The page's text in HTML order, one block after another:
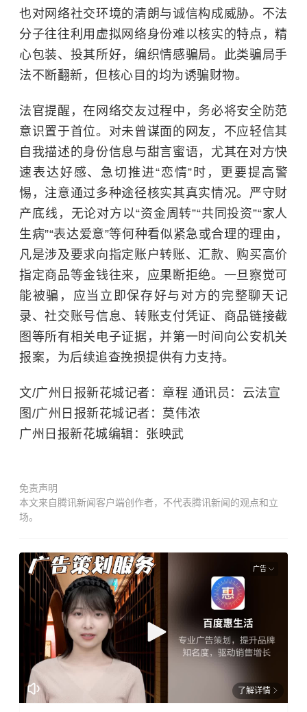
也对网络社交环境的清朗与诚信构成威胁。不法
分子往往利用虚拟网络身份难以核实的特点，精
心包装、投其所好，编织情感骗局。此类骗局手
法不断翻新，但核心目的均为诱骗财物。
法官提醒，在网络交友过程中，务必将安全防范
意识置于首位。对未曾谋面的网友，不应轻信其
自我描述的身份信息与甜言蜜语，尤其在对方快
速表达好感、急切推进“恋情”时，更要提高警
惕，注意通过多种途径核实其真实情况。严守财
产底线，无论对方以“资金周转”“共同投资”“家人
生病”“表达爱意”等何种看似紧急或合理的理由，
凡是涉及要求向指定账户转账、汇款、购买高价
指定商品等金钱往来，应果断拒绝。一旦察觉可
能被骗，应当立即保存好与对方的完整聊天记
录、社交账号信息、转账支付凭证、商品链接截
图等所有相关电子证据，并第一时间向公安机关
报案，为后续追查挽损提供有力支持。
文/广州日报新花城记者：章程 通讯员：云法宣
图/广州日报新花城记者：莫伟浓
广州日报新花城编辑：张映武
免责声明
本文来自腾讯新闻客户端创作者，不代表腾讯新闻的观点和立
场。
广告
了解详情